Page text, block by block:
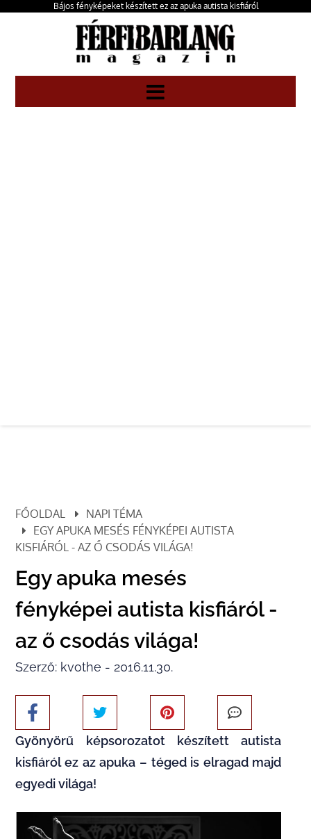
Bájos fényképeket készített ez az apuka autista kisfiáról
FŐOLDAL
NAPI TÉMA
EGY APUKA MESÉS FÉNYKÉPEI AUTISTA
KISFIÁRÓL - AZ Ő CSODÁS VILÁGA!
Egy apuka mesés
fényképei autista kisfiáról -
az ő csodás világa!
Szerző: kvothe - 2016.11.30.
Gyönyörű képsorozatot készített autista
kisfiáról ez az apuka – téged is elragad majd
egyedi világa!